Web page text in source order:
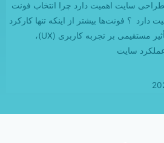
سایت اهمیت دارد چرا انتخاب فونت
؟ فونت‌ها بیشتر از اینکه تنها کارکرد
زیبایی‌شناسی داشته باشند، تأثیر مستقیمی بر تجربه کاربری (UX)،
سایت